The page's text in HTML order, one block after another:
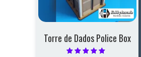
Torre de Dados Police Box